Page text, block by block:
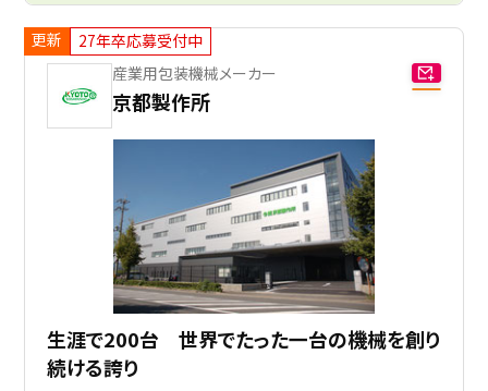
更新
27年卒応募受付中
産業用包装機械メーカー
京都製作所
生涯で200台 世界でたった一台の機械を創り
続ける誇り